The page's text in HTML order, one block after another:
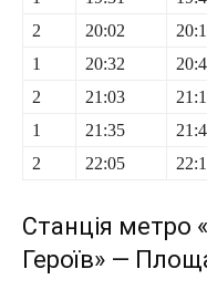
2
20:02
1
20:32
2
21:03
1
21:35
2
22:05
Станція метро
Героїв» —